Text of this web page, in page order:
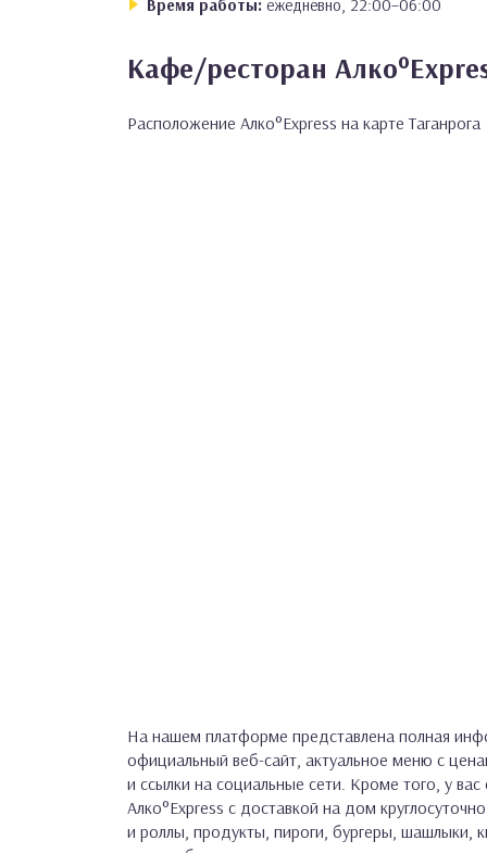
Время работы: ежедневно, 22:00–06:00
Кафе/ресторан
Расположение Алко°Express на карте Таганрога
На нашем платформе представлена полная
официальный веб-сайт, актуальное меню с
и ссылки на социальные сети. Кроме того, у
Алко°Express с доставкой на дом
и роллы, продукты, пироги, бургеры, шашлыки,